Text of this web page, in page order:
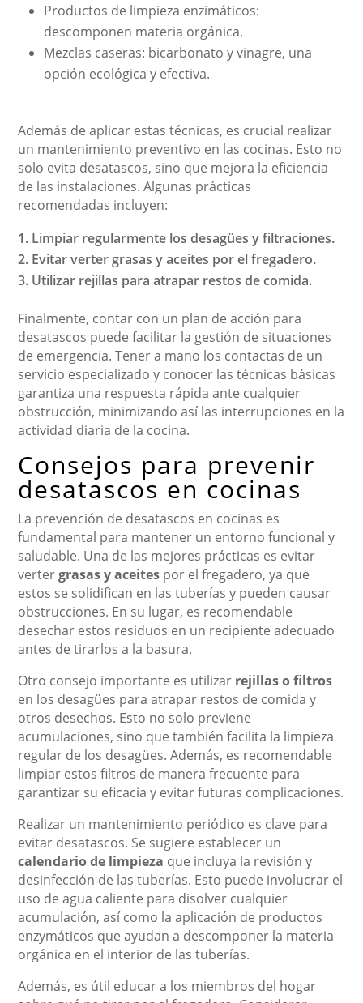
Productos de limpieza enzimáticos:
descomponen materia orgánica.
Mezclas caseras: bicarbonato y vinagre, una
opción ecológica y efectiva.
Además de aplicar estas técnicas, es crucial realizar
un mantenimiento preventivo en las cocinas. Esto no
solo evita desatascos, sino que mejora la eficiencia
de las instalaciones. Algunas prácticas
recomendadas incluyen:
Limpiar regularmente los desagües y filtraciones.
Evitar verter grasas y aceites por el fregadero.
Utilizar rejillas para atrapar restos de comida.
Finalmente, contar con un plan de acción para
desatascos puede facilitar la gestión de situaciones
de emergencia. Tener a mano los contactas de un
servicio especializado y conocer las técnicas básicas
garantiza una respuesta rápida ante cualquier
obstrucción, minimizando así las interrupciones en la
actividad diaria de la cocina.
Consejos para prevenir
desatascos en cocinas
La prevención de desatascos en cocinas es
fundamental para mantener un entorno funcional y
saludable. Una de las mejores prácticas es evitar
vertergrasas y aceites por el fregadero, ya que
estos se solidifican en las tuberías y pueden causar
obstrucciones. En su lugar, es recomendable
desechar estos residuos en un recipiente adecuado
antes de tirarlos a la basura.
Otro consejo importante es utilizar rejillas o filtros
en los desagües para atrapar restos de comida y
otros desechos. Esto no solo previene
acumulaciones, sino que también facilita la limpieza
regular de los desagües. Además, es recomendable
limpiar estos filtros de manera frecuente para
garantizar su eficacia y evitar futuras complicaciones.
Realizar un mantenimiento periódico es clave para
evitar desatascos. Se sugiere establecer un
calendario de limpieza que incluya la revisión y
desinfección de las tuberías. Esto puede involucrar el
uso de agua caliente para disolver cualquier
acumulación, así como la aplicación de productos
enzymáticos que ayudan a descomponer la materia
orgánica en el interior de las tuberías.
Además, es útil educar a los miembros del hogar